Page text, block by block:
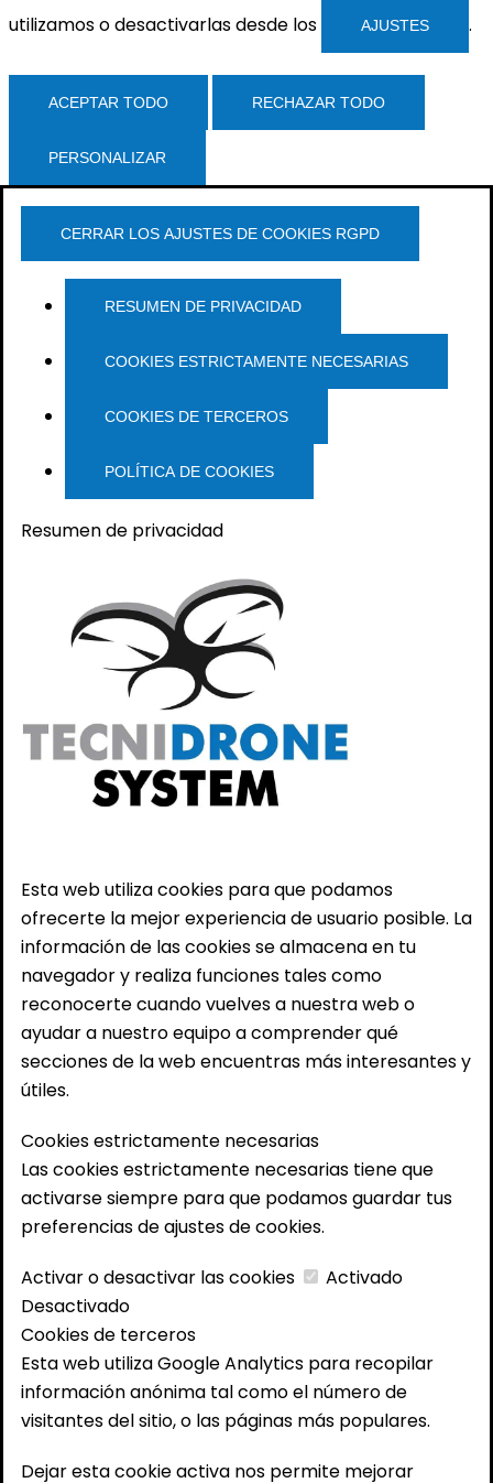
utilizamos o desactivarlas desde los
AJUSTES .
ACEPTAR TODO RECHAZAR TODO
PERSONALIZAR
CERRAR LOS AJUSTES DE COOKIES RGPD
RESUMEN DE PRIVACIDAD
COOKIES ESTRICTAMENTE NECESARIAS
COOKIES DE TERCEROS
POLÍTICA DE COOKIES
Resumen de privacidad
Esta web utiliza cookies para que podamos
ofrecerte la mejor experiencia de usuario posible. La
información de las cookies se almacena en tu
navegador y realiza funciones tales como
reconocerte cuando vuelves a nuestra web o
ayudar a nuestro equipo a comprender qué
secciones de la web encuentras más interesantes y
útiles.
Cookies estrictamente necesarias
Las cookies estrictamente necesarias tiene que
activarse siempre para que podamos guardar tus
preferencias de ajustes de cookies.
Activar o desactivar las cookies
Activado
Desactivado
Cookies de terceros
Esta web utiliza Google Analytics para recopilar
información anónima tal como el número de
visitantes del sitio, o las páginas más populares.
Dejar esta cookie activa nos permite mejorar